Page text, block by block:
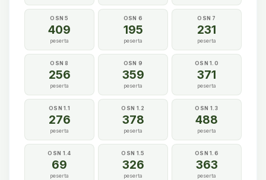
OSN 5
409
peserta
OSN 6
195
peserta
OSN 7
231
peserta
OSN 8
256
peserta
OSN 9
359
peserta
OSN 1.0
371
peserta
OSN 1.1
276
peserta
OSN 1.2
378
peserta
OSN 1.3
488
peserta
OSN 1.4
69
peserta
OSN 1.5
326
peserta
OSN 1.6
363
peserta